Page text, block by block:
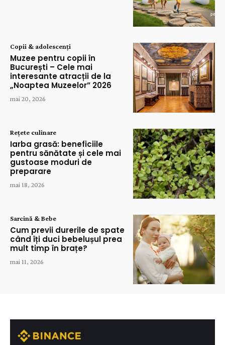
Copii & adolescenți
Muzee pentru copii în
București – Cele mai
interesante atracții de la
„Noaptea Muzeelor” 2026
mai 20, 2026
Rețete culinare
Iarba grasă: beneficiile
pentru sănătate și cele mai
gustoase moduri de
preparare
mai 18, 2026
Sarcină & Bebe
Cum previi durerile de spate
când îți duci bebelușul prea
mult timp în brațe?
mai 11, 2026